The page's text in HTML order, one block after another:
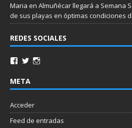
Maria en Almuñécar llegará a Semana
de sus playas en óptimas condiciones
REDES SOCIALES
META
Acceder
Feed de entradas